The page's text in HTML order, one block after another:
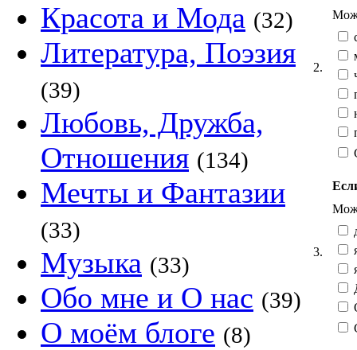
Красота и Мода (32)
Литература, Поэзия
(39)
Любовь, Дружба,
Отношения (134)
Мечты и Фантазии
(33)
Музыка (33)
Обо мне и О нас (39)
О моём блоге (8)
2.
3.